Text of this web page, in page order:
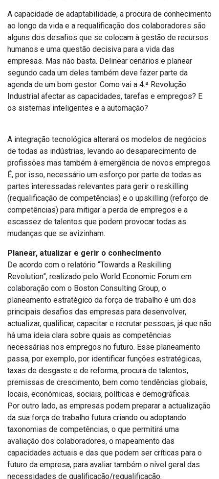
A capacidade de adaptabilidade, a procura de conhecimento
ao longo da vida e a requalificação dos colaboradores são
alguns dos desafios que se colocam à gestão de recursos
humanos e uma questão decisiva para a vida das
empresas. Mas não basta. Delinear cenários e planear
segundo cada um deles também deve fazer parte da
agenda de um bom gestor. Como vai a 4.ª Revolução
Industrial afectar as capacidades, tarefas e empregos? E
os sistemas inteligentes e a automação?
A integração tecnológica alterará os modelos de negócios
de todas as indústrias, levando ao desaparecimento de
profissões mas também à emergência de novos empregos.
É, por isso, necessário um esforço por parte de todas as
partes interessadas relevantes para gerir o reskilling
(requalificação de competências) e o upskilling (reforço de
competências) para mitigar a perda de empregos e a
escassez de talentos que podem provocar todas as
mudanças que se avizinham.
Planear, atualizar e gerir o conhecimento
De acordo com o relatório “Towards a Reskilling
Revolution”, realizado pelo World Economic Forum em
colaboração com o Boston Consulting Group, o
planeamento estratégico da força de trabalho é um dos
principais desafios das empresas para desenvolver,
actualizar, qualificar, capacitar e recrutar pessoas, já que não
há uma ideia clara sobre quais as competências
necessárias nos empregos no futuro. Esse planeamento
passa, por exemplo, por identificar funções estratégicas,
taxas de desgaste e de reforma, procura de talentos,
premissas de crescimento, bem como tendências globais,
locais, económicas, sociais, políticas e demográficas.
Por outro lado, as empresas podem preparar a actualização
da sua força de trabalho futura criando ou adoptando
taxonomias de competências, o que permitirá uma
avaliação dos colaboradores, o mapeamento das
capacidades actuais e das que podem ser críticas para o
futuro da empresa, para avaliar também o nível geral das
necessidades de qualificação/requalificação.